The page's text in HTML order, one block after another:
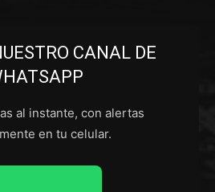
CANAL DE
al instante, con alertas
en tu celular.